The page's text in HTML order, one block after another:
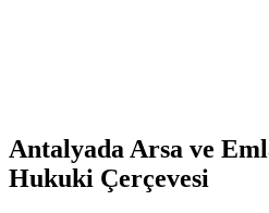
Antalyada Arsa ve
‍Hukuki Çerçevesi